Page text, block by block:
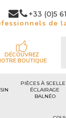
+33 (0)5
de
DÉCOUVREZ
BOUTIQUE
PIÈCES À
ÉCLAIRAGE
BALNÉO